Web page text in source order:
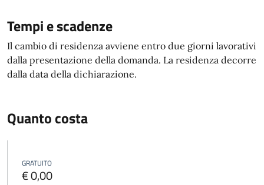
Tempi e scadenze
Il cambio di residenza avviene entro due giorni lavorativi
dalla presentazione della domanda. La residenza decorre
dalla data della dichiarazione.
Quanto costa
GRATUITO
€ 0,00